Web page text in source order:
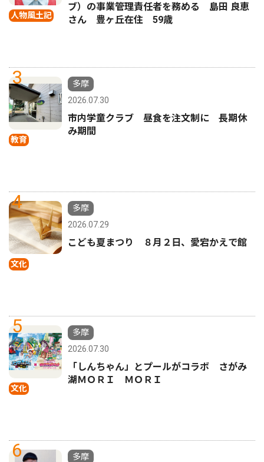
人物風土記
ブ）の事業管理責任者を務める 島田 良恵
さん 豊ヶ丘在住 59歳
3
教育
多摩
2026.07.30
市内学童クラブ 昼食を注文制に 長期休
み期間
4
文化
多摩
2026.07.29
こども夏まつり ８月２日、愛宕かえで館
5
文化
多摩
2026.07.30
「しんちゃん」とプールがコラボ さがみ
湖ＭＯＲＩ ＭＯＲＩ
6
多摩